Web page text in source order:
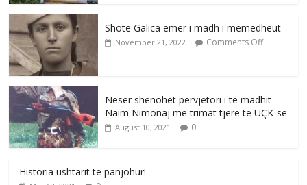
Shote Galica emër i madh i mëmëdheut
November 21, 2022 Comments Off
Nesër shënohet përvjetori i të madhit
Naim Nimonaj me trimat tjerë të UÇK-së
August 10, 2021 0
Historia ushtarit të panjohur!